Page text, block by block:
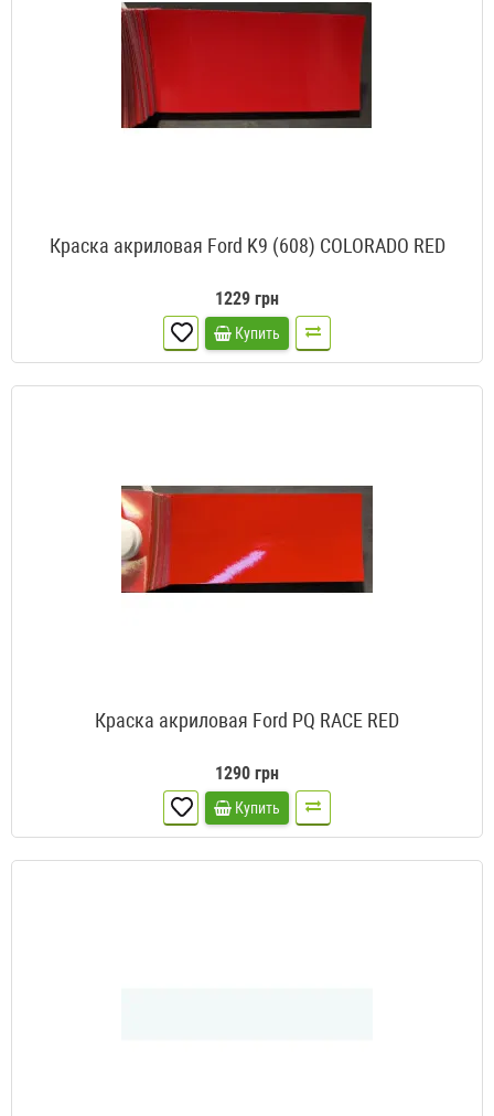
Краска акриловая Ford K9 (608) COLORADO RED
1229 грн
Купить
Краска акриловая Ford PQ RACE RED
1290 грн
Купить